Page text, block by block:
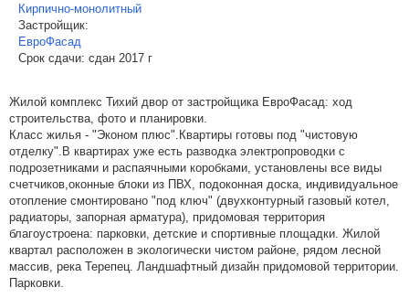
Кирпично-монолитный
Застройщик:
ЕвроФасад
Срок сдачи: сдан 2017 г
Жилой комплекс Тихий двор от застройщика ЕвроФасад: ход
строительства, фото и планировки.
Класс жилья - "Эконом плюс".Квартиры готовы под "чистовую
отделку".В квартирах уже есть разводка электропроводки с
подрозетниками и распаячными коробками, установлены все виды
счетчиков,оконные блоки из ПВХ, подоконная доска, индивидуальное
отопление смонтировано "под ключ" (двухконтурный газовый котел,
радиаторы, запорная арматура), придомовая территория
благоустроена: парковки, детские и спортивные площадки. Жилой
квартал расположен в экологически чистом районе, рядом лесной
массив, река Терепец. Ландшафтный дизайн придомовой территории.
Парковки.